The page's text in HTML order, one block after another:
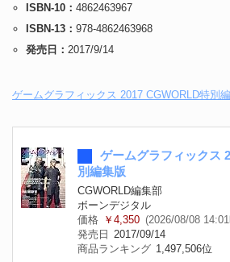
ISBN-10： 4862463967
ISBN-13： 978-4862463968
発売日： 2017/9/14
ゲームグラフィックス 2017 CGWORLD特別
ゲームグラフィックス
別編集版
CGWORLD編集部
ボーンデジタル
価格
￥4,350 (2026/08/08
発売日
2017/09/14
商品ランキング 1,497,506位